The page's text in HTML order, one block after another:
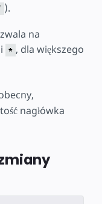
).
na
* , dla większego
nagłówka